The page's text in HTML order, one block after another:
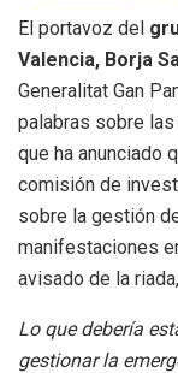
El portavoz del
Valencia, Borja
Generalitat Gan
palabras sobre
que ha anunciado
comisión de
sobre la gestión
manifestaciones
avisado de la
Lo que debería
gestionar la